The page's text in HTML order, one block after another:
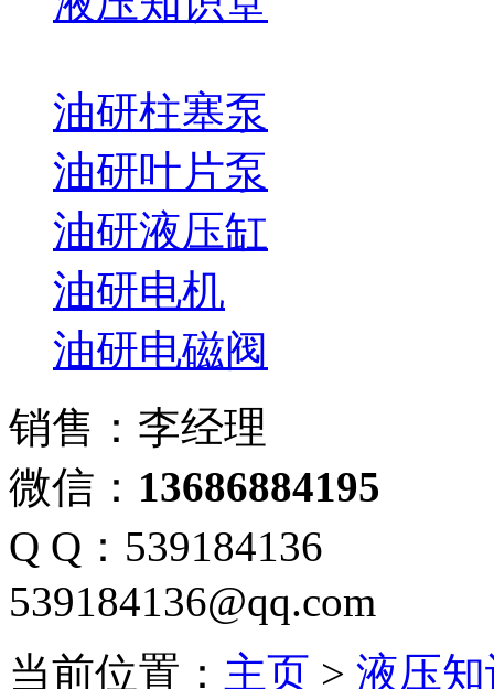
油研柱塞泵
油研叶片泵
油研液压缸
油研电机
油研电磁阀
销售：李经理
微信： 13686884195
Q Q：539184136
539184136@qq.com
当前位置： 主页 > 液压